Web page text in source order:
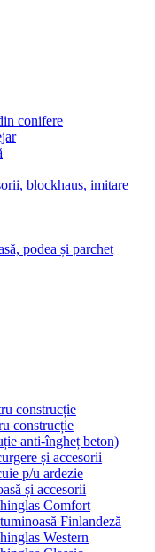
conifere
blockhaus, imitare
podea și parchet
construcție
construcție
anti-îngheț beton)
și accesorii
p/u ardezie
și accesorii
Comfort
Finlandeză
Western